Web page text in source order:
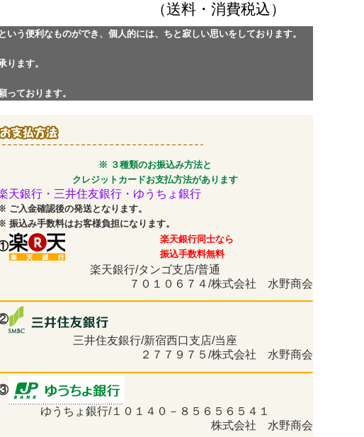
（送料・消費税込）
う便利なものができ、個人的には、ちと寂しい思いをしております。
ます。
ております。
※ ３種類のお振込み方法と
クレジットカードお支払方法があります
天銀行・三井住友銀行・ゆうちょ銀行
ご入金確認後の発送となります。
振込み手数料はお客様負担になります。
楽天銀行同士なら
振込手数料無料
楽天銀行/タンゴ支店/普通
７０１０６７４/株式会社 水野商会
三井住友銀行/新宿西口支店/当座
２７７９７５/株式会社 水野商会
ゆうちょ銀行/１０１４０－８５６５６５４１
株式会社 水野商会